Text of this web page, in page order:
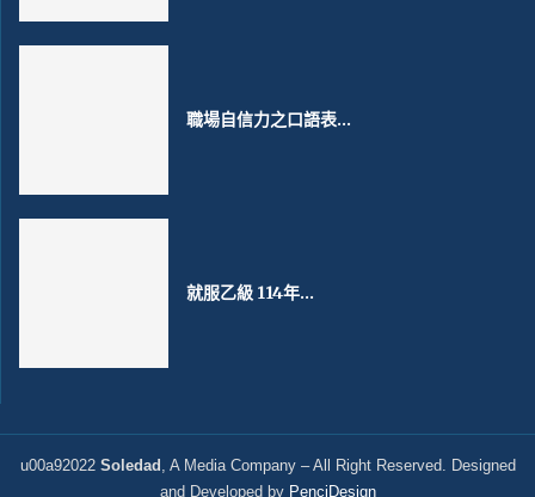
職場自信力之口語表...
就服乙級 114年...
u00a92022 Soledad , A Media Company – All Right Reserved. Designed
and Developed by PenciDesign